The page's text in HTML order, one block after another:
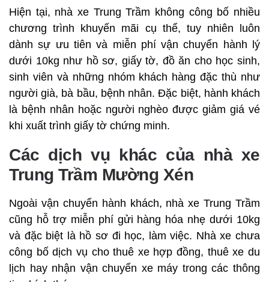
Hiện tại, nhà xe Trung Trầm không công bố nhiều
chương trình khuyến mãi cụ thể, tuy nhiên luôn
dành sự ưu tiên và miễn phí vận chuyển hành lý
dưới 10kg như hồ sơ, giấy tờ, đồ ăn cho học sinh,
sinh viên và những nhóm khách hàng đặc thù như
người già, bà bầu, bệnh nhân. Đặc biệt, hành khách
là bệnh nhân hoặc người nghèo được giảm giá vé
khi xuất trình giấy tờ chứng minh.
Các dịch vụ khác của nhà xe
Trung Trầm Mường Xén
Ngoài vận chuyển hành khách, nhà xe Trung Trầm
cũng hỗ trợ miễn phí gửi hàng hóa nhẹ dưới 10kg
và đặc biệt là hồ sơ đi học, làm việc. Nhà xe chưa
công bố dịch vụ cho thuê xe hợp đồng, thuê xe du
lịch hay nhận vận chuyển xe máy trong các thông